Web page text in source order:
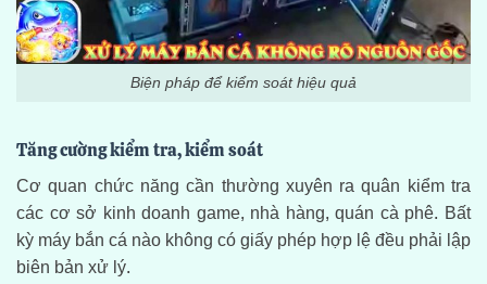
Biện pháp để kiểm soát hiệu quả
Tăng cường kiểm tra, kiểm soát
Cơ quan chức năng cần thường xuyên ra quân kiểm tra
các cơ sở kinh doanh game, nhà hàng, quán cà phê. Bất
kỳ máy bắn cá nào không có giấy phép hợp lệ đều phải lập
biên bản xử lý.